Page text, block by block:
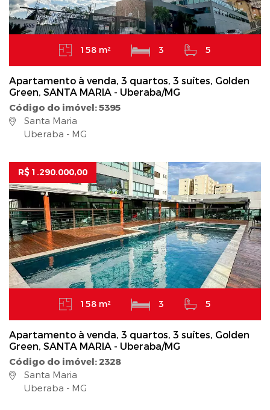
158 m² 3 5
Apartamento à venda, 3 quartos, 3 suítes, Golden
Green, SANTA MARIA - Uberaba/MG
Código do imóvel: 5395
Santa Maria
Uberaba - MG
R$ 1.290.000,00
158 m² 3 5
Apartamento à venda, 3 quartos, 3 suítes, Golden
Green, SANTA MARIA - Uberaba/MG
Código do imóvel: 2328
Santa Maria
Uberaba - MG